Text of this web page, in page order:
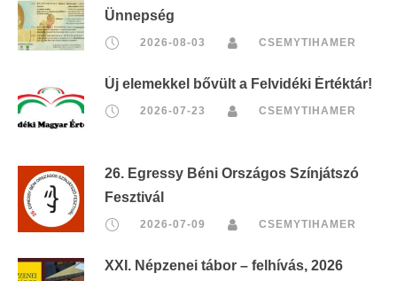
Ünnepség
2026-08-03 CSEMYTIHAMER
Új elemekkel bővült a Felvidéki Értéktár!
2026-07-23 CSEMYTIHAMER
26. Egressy Béni Országos Színjátszó
Fesztivál
2026-07-09 CSEMYTIHAMER
XXI. Népzenei tábor – felhívás, 2026